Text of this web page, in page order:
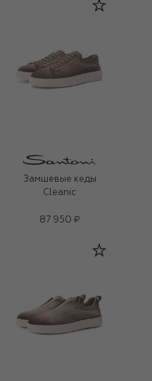
Замшевые кеды
Cleanic
87 950 ₽